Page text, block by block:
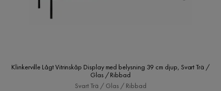
Klinkerville Lågt Vitrinskåp Display med belysning 39 cm djup, Svart Trä /
Glas / Ribbad
Svart Trä / Glas / Ribbad